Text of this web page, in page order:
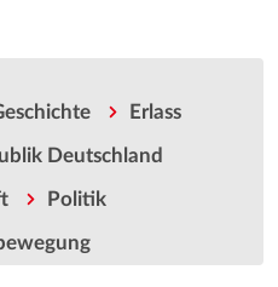
Erlass
Deutschland
Politik